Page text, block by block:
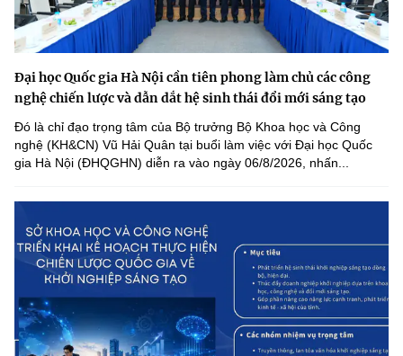
Đại học Quốc gia Hà Nội cần tiên phong làm chủ các công
nghệ chiến lược và dẫn dắt hệ sinh thái đổi mới sáng tạo
Đó là chỉ đạo trọng tâm của Bộ trưởng Bộ Khoa học và Công
nghệ (KH&CN) Vũ Hải Quân tại buổi làm việc với Đại học Quốc
gia Hà Nội (ĐHQGHN) diễn ra vào ngày 06/8/2026, nhấn...